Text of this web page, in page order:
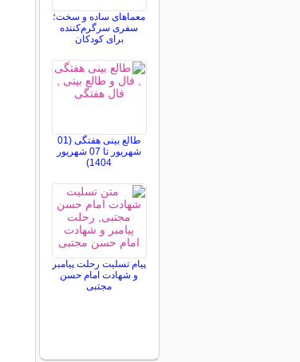
معماهای ساده و سخت؛
سفری سرگرم‌کننده
برای کودکان
طالع بینی هفتگی (01
شهریور تا 07 شهریور
1404)
پیام تسلیت رحلت پیامبر
و شهادت امام حسن
مجتبی